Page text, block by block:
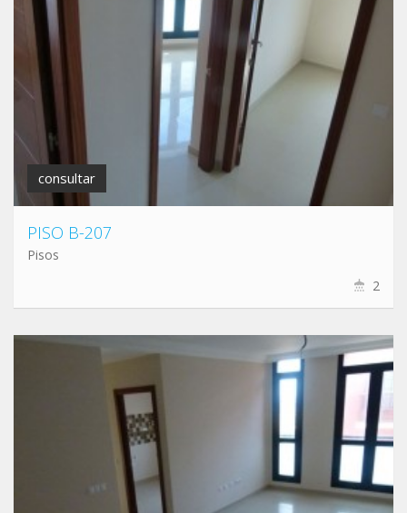
consultar
PISO B-207
Pisos
2